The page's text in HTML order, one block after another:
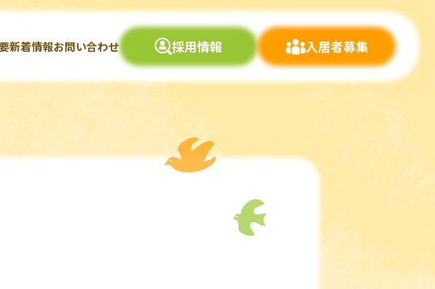
新着情報お問い合わせ 採用情報 入居者募集